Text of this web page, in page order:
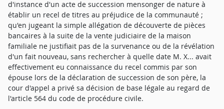
d'instance d'un acte de succession mensonger de nature à
établir un recel de titres au préjudice de la communauté ;
qu'en jugeant la simple allégation de découverte de pièces
bancaires à la suite de la vente judiciaire de la maison
familiale ne justifiait pas de la survenance ou de la révélation
d'un fait nouveau, sans rechercher à quelle date M. X... avait
effectivement eu connaissance du recel commis par son
épouse lors de la déclaration de succession de son père, la
cour d'appel a privé sa décision de base légale au regard de
l'article 564 du code de procédure civile.